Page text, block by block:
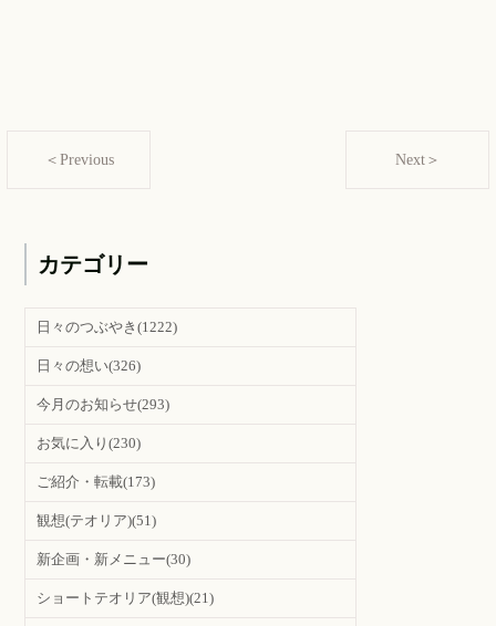
＜Previous Next＞
カテゴリー
日々のつぶやき(1222)
日々の想い(326)
今月のお知らせ(293)
お気に入り(230)
ご紹介・転載(173)
観想(テオリア)(51)
新企画・新メニュー(30)
ショートテオリア(観想)(21)